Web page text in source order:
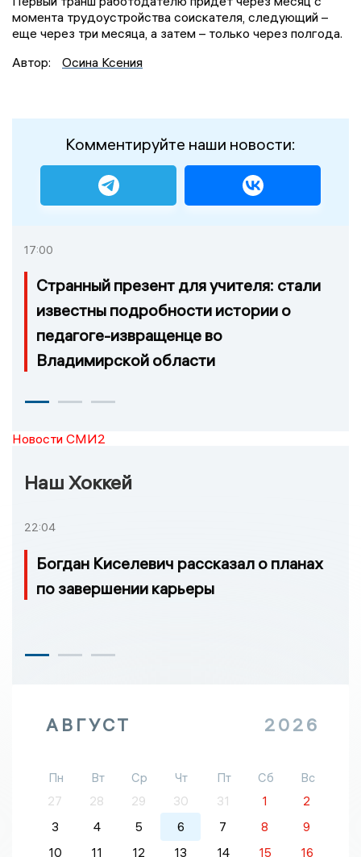
момента трудоустройства соискателя, следующий –
еще через три месяца, а затем – только через полгода.
Автор:
Осина Ксения
Комментируйте наши новости:
17:00
Странный презент для учителя: стали
известны подробности истории о
педагоге-извращенце во
Владимирской области
Новости СМИ2
Наш Хоккей
22:04
Богдан Киселевич рассказал о планах
по завершении карьеры
АВГУСТ 2026
Пн Вт Ср Чт Пт Сб
Вс
27
28 29 30 31 1
2
3
4 5 6 7 8
9
10
11 12 13 14 15 16